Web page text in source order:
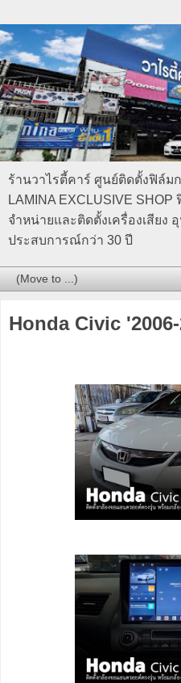
ร้านวาไรตี้คาร์ ศูนย์ติดตั้งฟิล์ม
LAMINA EXCLUSIVE
จำหน่ายและติดตั้งเครื่องเสียง
ประสบการณ์กว่า 30 ปี
Honda Civic